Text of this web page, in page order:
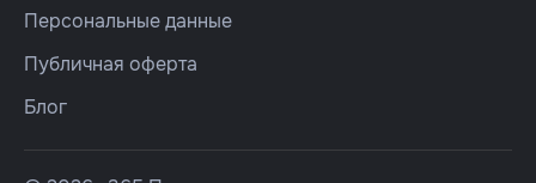
Персональные данные
Публичная оферта
Блог